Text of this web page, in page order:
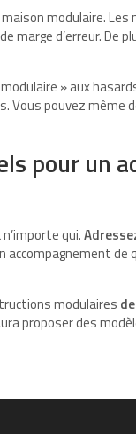
modulaire. Les
marge d’erreur. De
» aux
Vous pouvez même
pour un
qui.
accompagnement
modulaires
proposer des